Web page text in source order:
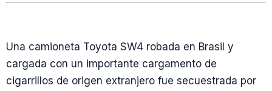
Una camioneta Toyota SW4 robada en Brasil y
cargada con un importante cargamento de
cigarrillos de origen extranjero fue secuestrada por